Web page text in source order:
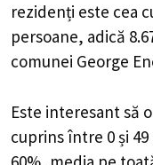
rezidenți este cea
persoane, adică
comunei George
Este interesant să
cuprins între 0 și